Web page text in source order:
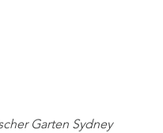
Garten Sydney